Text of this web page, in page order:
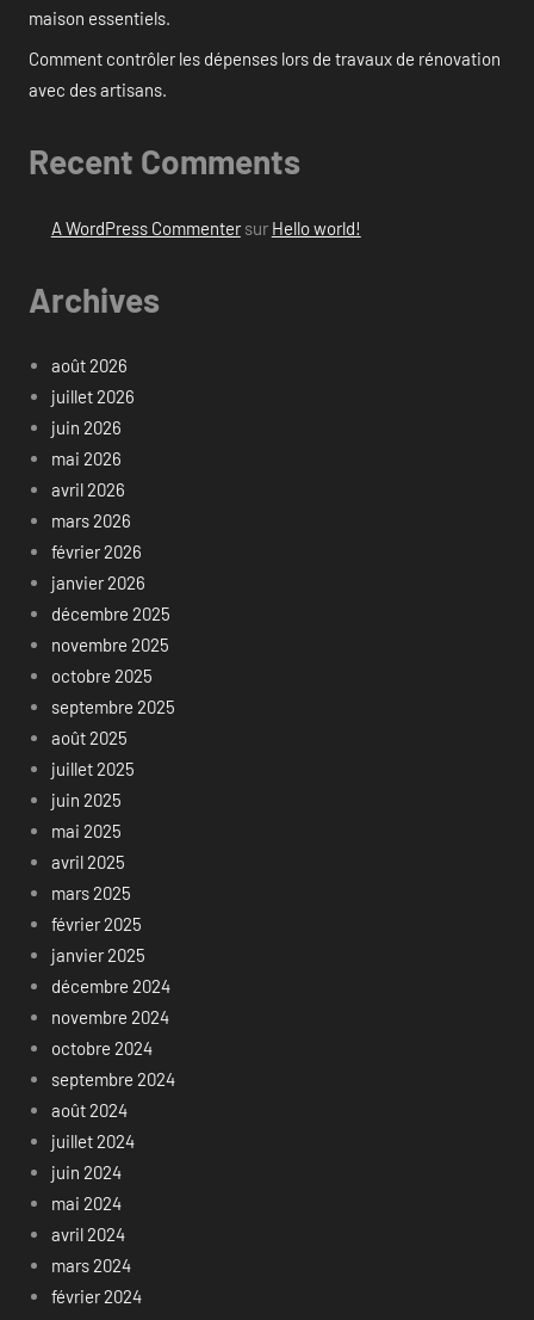
maison essentiels.
Comment contrôler les dépenses lors de travaux de rénovation
avec des artisans.
Recent Comments
A WordPress Commentersur Hello world!
Archives
août 2026
juillet 2026
juin 2026
mai 2026
avril 2026
mars 2026
février 2026
janvier 2026
décembre 2025
novembre 2025
octobre 2025
septembre 2025
août 2025
juillet 2025
juin 2025
mai 2025
avril 2025
mars 2025
février 2025
janvier 2025
décembre 2024
novembre 2024
octobre 2024
septembre 2024
août 2024
juillet 2024
juin 2024
mai 2024
avril 2024
mars 2024
février 2024